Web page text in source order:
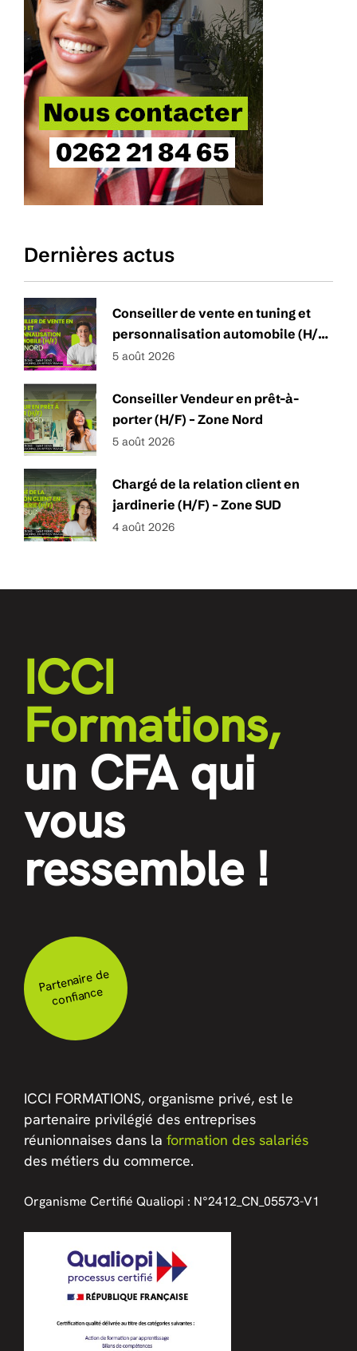
Dernières actus
Conseiller de vente en tuning et
personnalisation automobile (H/F)
– Zone Nord
5 août 2026
Conseiller Vendeur en prêt-à-
porter (H/F) – Zone Nord
5 août 2026
Chargé de la relation client en
jardinerie (H/F) – Zone SUD
4 août 2026
ICCI
Formations,
un CFA qui
vous
ressemble !
Partenaire de
confiance
ICCI FORMATIONS, organisme privé, est le
partenaire privilégié des entreprises
réunionnaises dans la formation des salariés
des métiers du commerce.
Organisme Certifié Qualiopi : N°2412_CN_05573-V1